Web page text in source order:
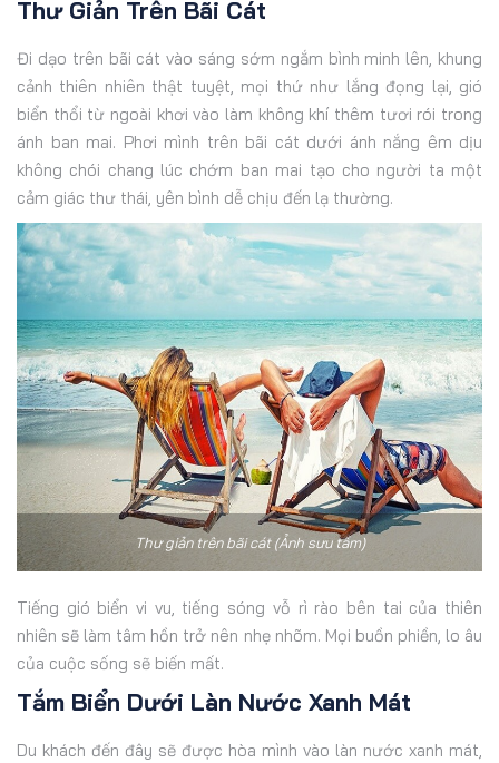
Thư Giản Trên Bãi Cát
Đi dạo trên bãi cát vào sáng sớm ngắm bình minh lên, khung
cảnh thiên nhiên thật tuyệt, mọi thứ như lắng đọng lại, gió
biển thổi từ ngoài khơi vào làm không khí thêm tươi rói trong
ánh ban mai. Phơi mình trên bãi cát dưới ánh nắng êm dịu
không chói chang lúc chớm ban mai tạo cho người ta một
cảm giác thư thái, yên bình dễ chịu đến lạ thường.
Thư giản trên bãi cát (Ảnh sưu tầm)
Tiếng gió biển vi vu, tiếng sóng vỗ rì rào bên tai của thiên
nhiên sẽ làm tâm hồn trở nên nhẹ nhõm. Mọi buồn phiền, lo âu
của cuộc sống sẽ biến mất.
Tắm Biển Dưới Làn Nước Xanh Mát
Du khách đến đây sẽ được hòa mình vào làn nước xanh mát,